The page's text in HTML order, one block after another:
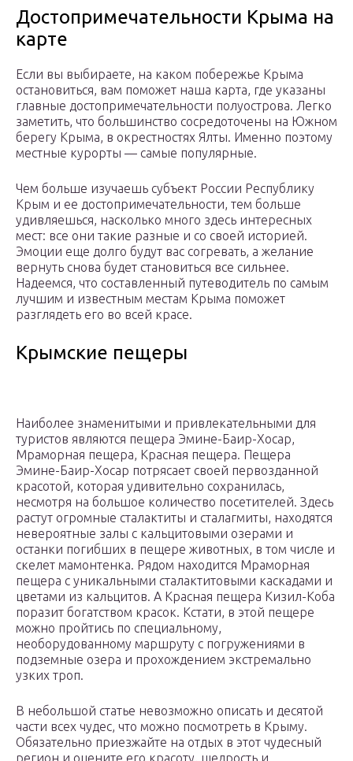
Достопримечательности Крыма на
карте
Если вы выбираете, на каком побережье Крыма
остановиться, вам поможет наша карта, где указаны
главные достопримечательности полуострова. Легко
заметить, что большинство сосредоточены на Южном
берегу Крыма, в окрестностях Ялты. Именно поэтому
местные курорты — самые популярные.
Чем больше изучаешь субъект России Республику
Крым и ее достопримечательности, тем больше
удивляешься, насколько много здесь интересных
мест: все они такие разные и со своей историей.
Эмоции еще долго будут вас согревать, а желание
вернуть снова будет становиться все сильнее.
Надеемся, что составленный путеводитель по самым
лучшим и известным местам Крыма поможет
разглядеть его во всей красе.
Крымские пещеры
Наиболее знаменитыми и привлекательными для
туристов являются пещера Эмине-Баир-Хосар,
Мраморная пещера, Красная пещера. Пещера
Эмине-Баир-Хосар потрясает своей первозданной
красотой, которая удивительно сохранилась,
несмотря на большое количество посетителей. Здесь
растут огромные сталактиты и сталагмиты, находятся
невероятные залы с кальцитовыми озерами и
останки погибших в пещере животных, в том числе и
скелет мамонтенка. Рядом находится Мраморная
пещера с уникальными сталактитовыми каскадами и
цветами из кальцитов. А Красная пещера Кизил-Коба
поразит богатством красок. Кстати, в этой пещере
можно пройтись по специальному,
необорудованному маршруту с погружениями в
подземные озера и прохождением экстремально
узких троп.
В небольшой статье невозможно описать и десятой
части всех чудес, что можно посмотреть в Крыму.
Обязательно приезжайте на отдых в этот чудесный
регион и оцените его красоту, щедрость и